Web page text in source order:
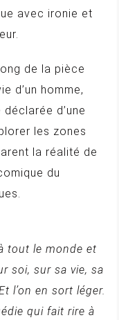
avec ironie et
de la pièce
d’un homme,
d’une
les zones
la réalité de
du
tout le monde et
soi, sur sa vie, sa
l’on en sort léger.
qui fait rire à